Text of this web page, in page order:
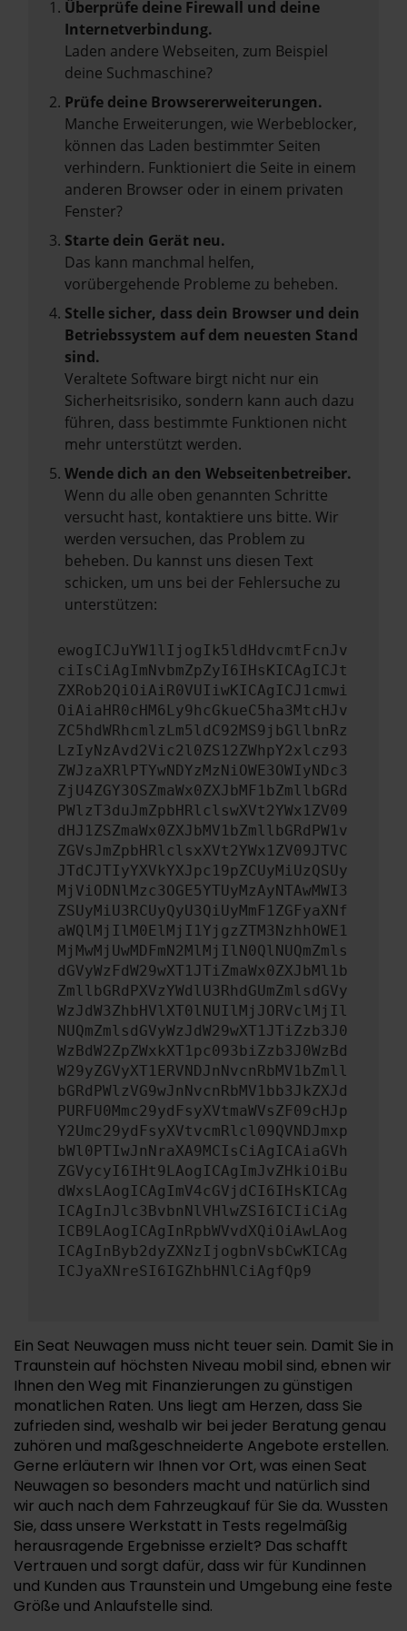
Überprüfe deine Firewall und deine
Internetverbindung.
Laden andere Webseiten, zum Beispiel
deine Suchmaschine?
Prüfe deine Browsererweiterungen.
Manche Erweiterungen, wie Werbeblocker,
können das Laden bestimmter Seiten
verhindern. Funktioniert die Seite in einem
anderen Browser oder in einem privaten
Fenster?
Starte dein Gerät neu.
Das kann manchmal helfen,
vorübergehende Probleme zu beheben.
Stelle sicher, dass dein Browser und dein
Betriebssystem auf dem neuesten Stand
sind.
Veraltete Software birgt nicht nur ein
Sicherheitsrisiko, sondern kann auch dazu
führen, dass bestimmte Funktionen nicht
mehr unterstützt werden.
Wende dich an den Webseitenbetreiber.
Wenn du alle oben genannten Schritte
versucht hast, kontaktiere uns bitte. Wir
werden versuchen, das Problem zu
beheben. Du kannst uns diesen Text
schicken, um uns bei der Fehlersuche zu
unterstützen:
ewogICJuYW1lIjogIk5ldHdvcmtFcnJv
ciIsCiAgImNvbmZpZyI6IHsKICAgICJt
ZXRob2QiOiAiR0VUIiwKICAgICJ1cmwi
OiAiaHR0cHM6Ly9hcGkueC5ha3MtcHJv
ZC5hdWRhcmlzLm5ldC92MS9jbGllbnRz
LzIyNzAvd2Vic2l0ZS12ZWhpY2xlcz93
ZWJzaXRlPTYwNDYzMzNiOWE3OWIyNDc3
ZjU4ZGY3OSZmaWx0ZXJbMF1bZmllbGRd
PWlzT3duJmZpbHRlclswXVt2YWx1ZV09
dHJ1ZSZmaWx0ZXJbMV1bZmllbGRdPW1v
ZGVsJmZpbHRlclsxXVt2YWx1ZV09JTVC
JTdCJTIyYXVkYXJpc19pZCUyMiUzQSUy
MjViODNlMzc3OGE5YTUyMzAyNTAwMWI3
ZSUyMiU3RCUyQyU3QiUyMmF1ZGFyaXNf
aWQlMjIlM0ElMjI1YjgzZTM3NzhhOWE1
MjMwMjUwMDFmN2MlMjIlN0QlNUQmZmls
dGVyWzFdW29wXT1JTiZmaWx0ZXJbMl1b
ZmllbGRdPXVzYWdlU3RhdGUmZmlsdGVy
WzJdW3ZhbHVlXT0lNUIlMjJORVclMjIl
NUQmZmlsdGVyWzJdW29wXT1JTiZzb3J0
WzBdW2ZpZWxkXT1pc093biZzb3J0WzBd
W29yZGVyXT1ERVNDJnNvcnRbMV1bZmll
bGRdPWlzVG9wJnNvcnRbMV1bb3JkZXJd
PURFU0Mmc29ydFsyXVtmaWVsZF09cHJp
Y2Umc29ydFsyXVtvcmRlcl09QVNDJmxp
bWl0PTIwJnNraXA9MCIsCiAgICAiaGVh
ZGVycyI6IHt9LAogICAgImJvZHkiOiBu
dWxsLAogICAgImV4cGVjdCI6IHsKICAg
ICAgInJlc3BvbnNlVHlwZSI6ICIiCiAg
ICB9LAogICAgInRpbWVvdXQiOiAwLAog
ICAgInByb2dyZXNzIjogbnVsbCwKICAg
ICJyaXNreSI6IGZhbHNlCiAgfQp9
Ein Seat Neuwagen muss nicht teuer sein. Damit Sie in
Traunstein auf höchsten Niveau mobil sind, ebnen wir
Ihnen den Weg mit Finanzierungen zu günstigen
monatlichen Raten. Uns liegt am Herzen, dass Sie
zufrieden sind, weshalb wir bei jeder Beratung genau
zuhören und maßgeschneiderte Angebote erstellen.
Gerne erläutern wir Ihnen vor Ort, was einen Seat
Neuwagen so besonders macht und natürlich sind
wir auch nach dem Fahrzeugkauf für Sie da. Wussten
Sie, dass unsere Werkstatt in Tests regelmäßig
herausragende Ergebnisse erzielt? Das schafft
Vertrauen und sorgt dafür, dass wir für Kundinnen
und Kunden aus Traunstein und Umgebung eine feste
Größe und Anlaufstelle sind.